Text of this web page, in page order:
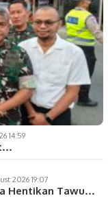
14:59
2026 19:07
Hentikan Tawu…